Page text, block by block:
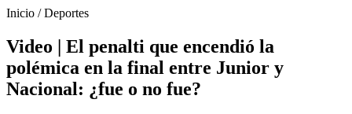
Inicio /Deportes
Video | El penalti que encendió la
polémica en la final entre Junior y
Nacional: ¿fue o no fue?